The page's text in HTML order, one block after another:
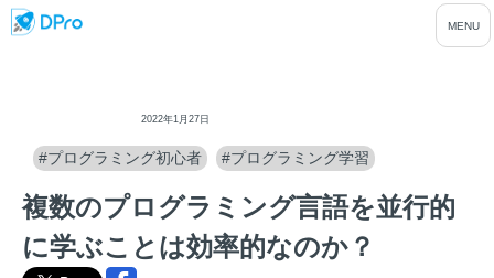
2022年1月27日
#プログラミング初心者 #プログラミング学習
複数のプログラミング言語を並行的
に学ぶことは効率的なのか？